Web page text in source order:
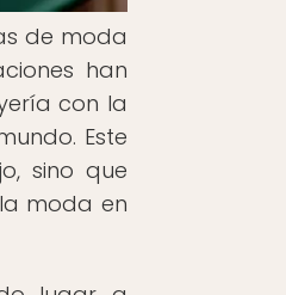
de moda
han
con la
Este
sino que
moda en